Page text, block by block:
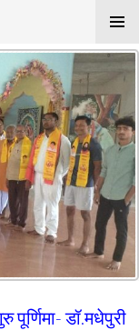
पूर्णिमा- डॉ.मधेपुरी